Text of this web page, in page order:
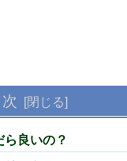
ら良いの？